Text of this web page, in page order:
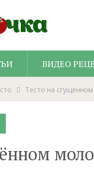
ВИДЕО
Тесто на